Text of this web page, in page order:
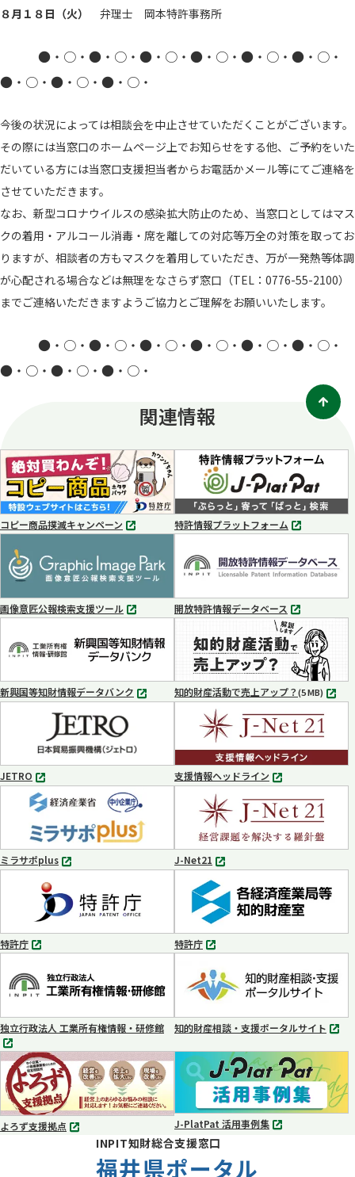
８月１８日（火）
弁理士 岡本特許事務所
●・○・●・○・●・○・●・○・●・○・●・○・
●・○・●・○・●・○・
今後の状況によっては相談会を中止させていただくことがございます。
その際には当窓口のホームページ上でお知らせをする他、ご予約をいた
だいている方には当窓口支援担当者からお電話かメール等にてご連絡を
させていただきます。
なお、新型コロナウイルスの感染拡大防止のため、当窓口としてはマス
クの着用・アルコール消毒・席を離しての対応等万全の対策を取ってお
りますが、相談者の方もマスクを着用していただき、万が一発熱等体調
が心配される場合などは無理をなさらず窓口（TEL：0776-55-2100）
までご連絡いただきますようご協力とご理解をお願いいたします。
●・○・●・○・●・○・●・○・●・○・●・○・
●・○・●・○・●・○・
関連情報
コピー商品撲滅キャンペーン
別
で
開
く
特許情報プラットフォーム
別
ブ
で
く
画像意匠公報検索支援ツール
別
ブ
で
く
開放特許情報データベース
別
タ
ブ
で
開
く
新興国等知財情報データバンク
別
開
く
知的財産活動で売上アップ？(5 MB) MP4
JETRO
別
タ
ブ
で
開
く
支援情報ヘッドライン
別
タ
ブ
で
開
く
ミラサポplus
別
ブ
で
開
く
J-Net21
別
タ
ブ
で
開
く
特許庁
別
ブ
で
く
特許庁
別
ブ
で
開
く
独立行政法人 工業所有権情報・研修館
別
タ
ブ
で
知的財産相談・支援ポータルサイト
別
タ
開
く
よろず支援拠点
別
J-PlatPat 活用事例集
別
INPIT知財総合支援窓口
福井県ポータル